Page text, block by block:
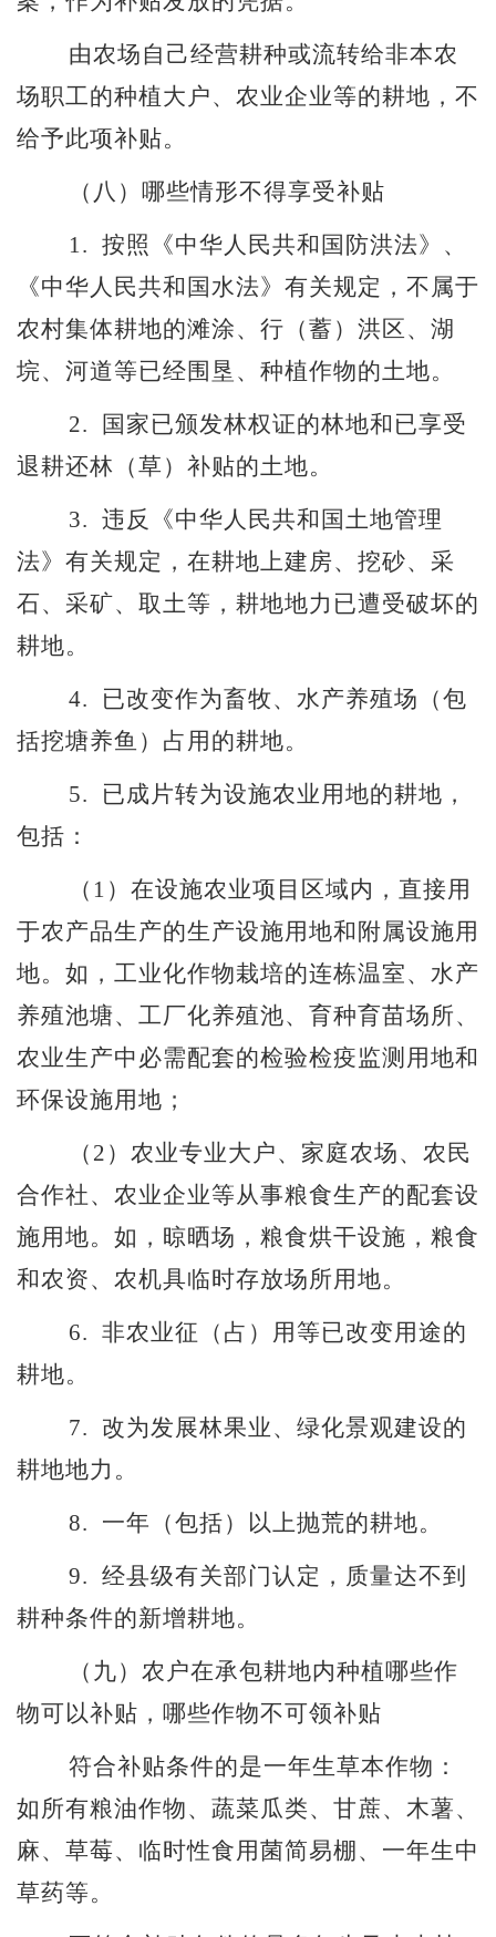
由农场自己经营耕种或流转给非本农
场职工的种植大户、农业企业等的耕地，不
给予此项补贴。
（八） 哪些情形不得享受补贴
1. 按照《中华人民共和国防洪法》、
《中华人民共和国水法》有关规定，不属于
农村集体耕地的滩涂、行（蓄）洪区、湖
垸、河道等已经围垦、种植作物的土地。
2.
国家已颁发林权证的林地和已享受
退耕还林（草）补贴的土地。
3. 违反《中华人民共和国土地管理
法》有关规定，在耕地上建房、挖砂、采
石、采矿、取土等，耕地地力已遭受破坏的
耕地。
4.
已改变作为畜牧、水产养殖场（包
括挖塘养鱼）占用的耕地。
5.
已成片转为设施农业用地的耕地，
包括：
（ 1 ）在设施农业项目区域内，直接用
于农产品生产的生产设施用地和附属设施用
地。如，工业化作物栽培的连栋温室、水产
养殖池塘、工厂化养殖池、育种育苗场所、
农业生产中必需配套的检验检疫监测用地和
环保设施用地；
（ 2 ）农业专业大户、家庭农场、农民
合作社、农业企业等从事粮食生产的配套设
施用地。如，晾晒场，粮食烘干设施，粮食
和农资、农机具临时存放场所用地。
6. 非农业征（占）用等已改变用途的
耕地。
7.
改为发展林果业、绿化景观建设的
耕地地力。
8.
一年（包括）以上抛荒的耕地。
9. 经县级有关部门认定，质量达不到
耕种条件的新增耕地。
（九） 农户在承包耕地内种植哪些作
物可以补贴，哪些作物不可领补贴
符合补贴条件的是一年生草本作物：
如所有粮油作物、蔬菜瓜类、甘蔗、木薯、
麻、草莓、临时性食用菌简易棚、一年生中
草药等。